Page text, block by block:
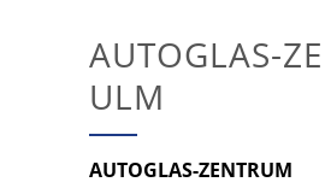
AUTOGLAS-
ULM
AUTOGLAS-ZENTRUM